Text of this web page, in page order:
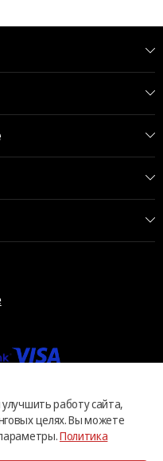
работу сайта,
целях. Вы можете
Политика